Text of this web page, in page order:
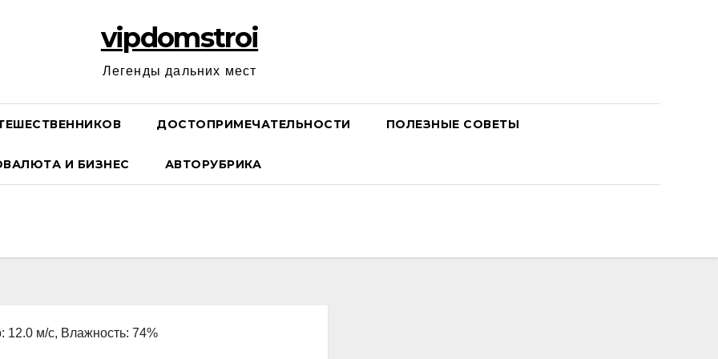
vipdomstroi
Легенды дальних мест
ДОСТОПРИМЕЧАТЕЛЬНОСТИ ПОЛЕЗНЫЕ СОВЕТЫ
И БИЗНЕС АВТОРУБРИКА
12.0 м/с, Влажность: 74%